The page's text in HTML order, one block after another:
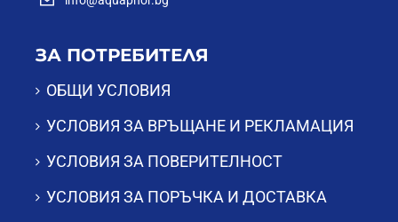
ЗА ПОТРЕБИТЕЛЯ
ОБЩИ УСЛОВИЯ
УСЛОВИЯ ЗА ВРЪЩАНЕ И РЕКЛАМАЦИЯ
УСЛОВИЯ ЗА ПОВЕРИТЕЛНОСТ
УСЛОВИЯ ЗА ПОРЪЧКА И ДОСТАВКА